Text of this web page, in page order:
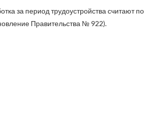
за период трудоустройства считают по
Правительства № 922).